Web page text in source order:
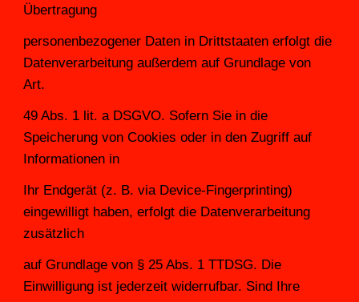
Übertragung
personenbezogener Daten in Drittstaaten erfolgt die
Datenverarbeitung außerdem auf Grundlage von
Art.
49 Abs. 1 lit. a DSGVO. Sofern Sie in die
Speicherung von Cookies oder in den Zugriff auf
Informationen in
Ihr Endgerät (z. B. via Device-Fingerprinting)
eingewilligt haben, erfolgt die Datenverarbeitung
zusätzlich
auf Grundlage von § 25 Abs. 1 TTDSG. Die
Einwilligung ist jederzeit widerrufbar. Sind Ihre